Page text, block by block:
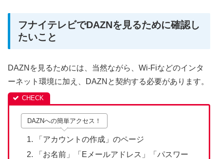
フナイテレビでDAZNを見るために確認し
たいこと
DAZNを見るためには、当然ながら、Wi-Fiなどのインタ
ーネット環境に加え、DAZNと契約する必要があります。
DAZNへの簡単アクセス！
「アカウントの作成」のページ
「お名前」「Eメールアドレス」「パスワー